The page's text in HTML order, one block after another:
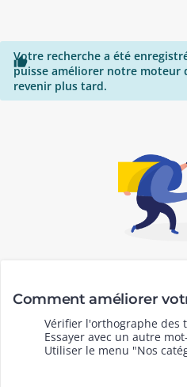

Votre recherche a été
puisse améliorer notre moteur
revenir plus tard.
Comment améliorer
Vérifier l'orthographe des
Essayer avec un autre
Utiliser le menu "Nos